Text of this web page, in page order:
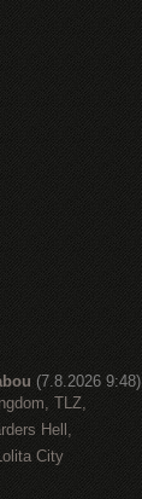
(7.8.2026 9:48)
TLZ,
Hell,
City